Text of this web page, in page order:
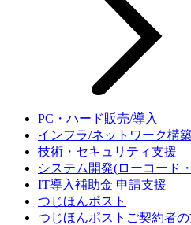
PC・ハード販売/導入
インフラ/ネットワーク構
技術・セキュリティ支援
システム開発(ローコード
IT導入補助金 申請支援
つじほんポスト
つじほんポストご契約者